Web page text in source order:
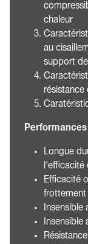
chaleur
au
support
résistance
Longue
l'efficacité
Efficacité
frottement